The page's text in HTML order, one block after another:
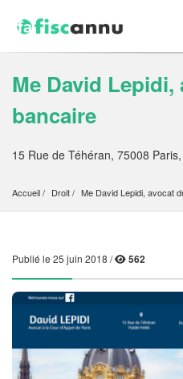
Me David
bancaire
15 Rue de Téhéran, 75008
Accueil Droit Me David Lepidi, avocat
Publié le 25 juin 2018 / 562